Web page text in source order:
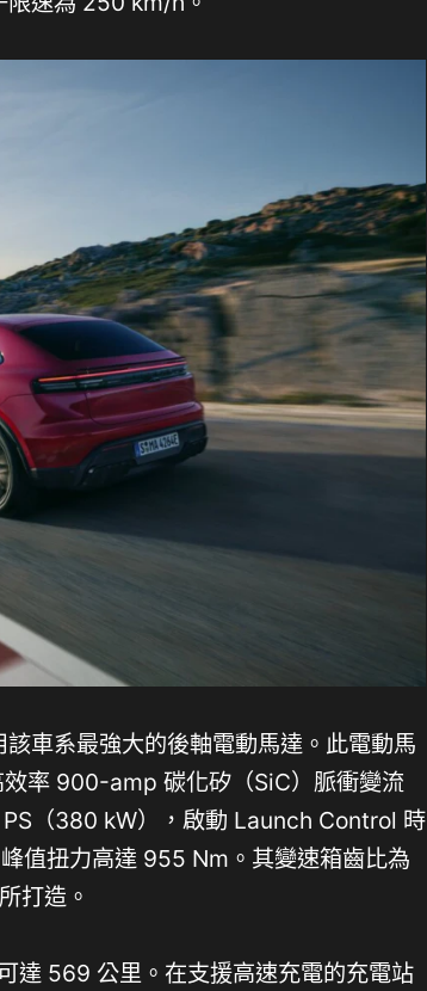
車系最強大的後軸電動馬達。此電動馬
率 900-amp 碳化矽（SiC）脈衝變流
（380 kW），啟動 Launch Control 時
值扭力高達 955 Nm。其變速箱齒比為
打造。
達 569 公里。在支援高速充電的充電站